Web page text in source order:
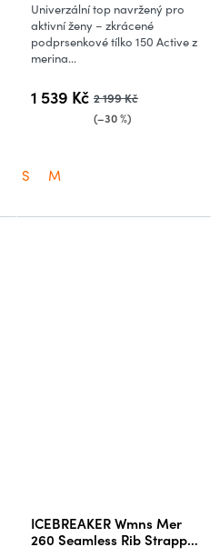
1 539 Kč 2 199 Kč
(–30 %)
Univerzální top navržený pro
aktivní ženy – zkrácené
podprsenkové tílko 150 Active z
merina...
S M
ICEBREAKER Wmns Mer
260 Seamless Rib Strappy